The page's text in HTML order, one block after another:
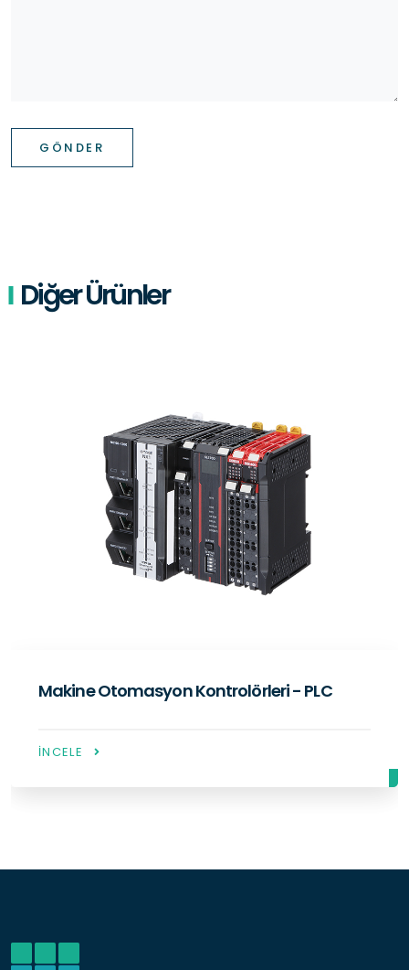
GÖNDER
Diğer Ürünler
Servo Sistemler
İNCELE